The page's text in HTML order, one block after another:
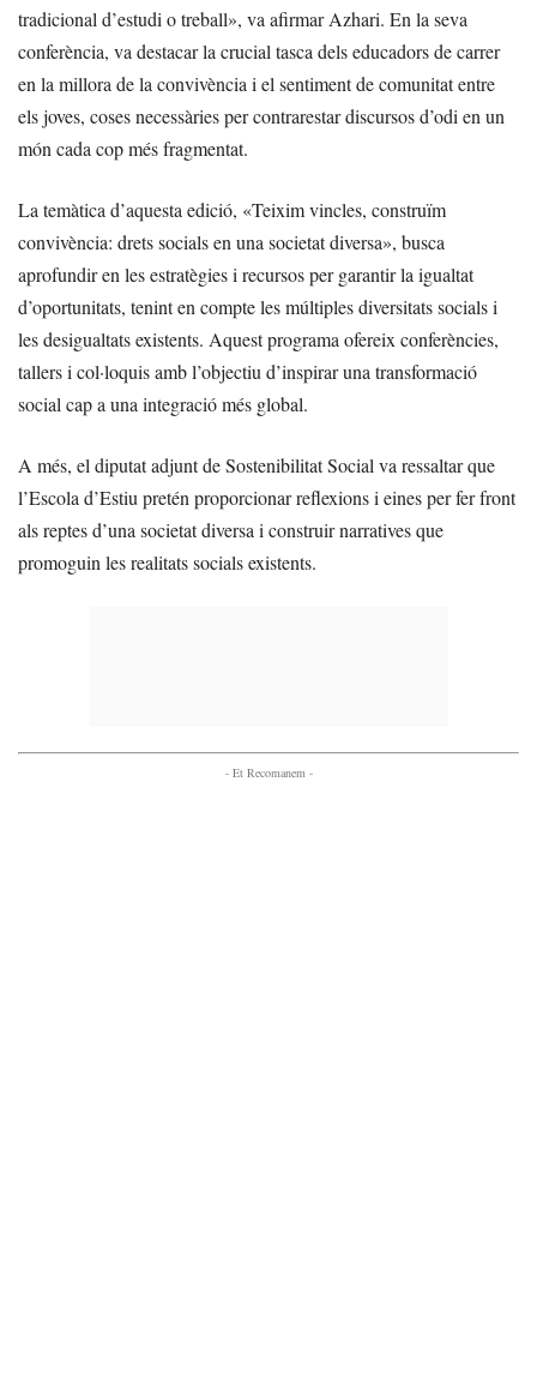
tradicional d’estudi o treball», va afirmar Azhari. En la seva
conferència, va destacar la crucial tasca dels educadors de carrer
en la millora de la convivència i el sentiment de comunitat entre
els joves, coses necessàries per contrarestar discursos d’odi en un
món cada cop més fragmentat.
La temàtica d’aquesta edició, «Teixim vincles, construïm
convivència: drets socials en una societat diversa», busca
aprofundir en les estratègies i recursos per garantir la igualtat
d’oportunitats, tenint en compte les múltiples diversitats socials i
les desigualtats existents. Aquest programa ofereix conferències,
tallers i col·loquis amb l’objectiu d’inspirar una transformació
social cap a una integració més global.
A més, el diputat adjunt de Sostenibilitat Social va ressaltar que
l’Escola d’Estiu pretén proporcionar reflexions i eines per fer front
als reptes d’una societat diversa i construir narratives que
promoguin les realitats socials existents.
- Et Recomanem -